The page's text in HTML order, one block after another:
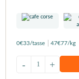
0€33/tasse 47€77/kg
+
-